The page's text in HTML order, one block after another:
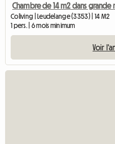
Chambre de 14 m2 dans grande
Coliving | Leudelange (3353) | 14 M2
1 pers. | 6 mois minimum
Voir